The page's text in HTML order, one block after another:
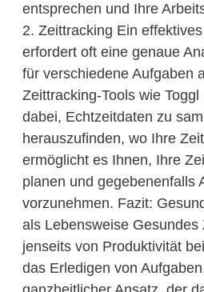
entsprechen und Ihre
2. Zeittracking Ein
erfordert oft eine genaue
für verschiedene Aufgaben
Zeittracking-Tools wie
dabei, Echtzeitdaten zu
herauszufinden, wo Ihre
ermöglicht es Ihnen, Ihre
planen und gegebenenfalls
vorzunehmen. Fazit:
als Lebensweise Gesundes
jenseits von Produktivität
das Erledigen von